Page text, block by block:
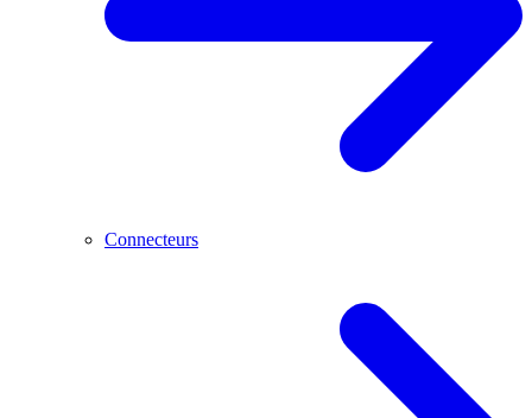
Connecteurs